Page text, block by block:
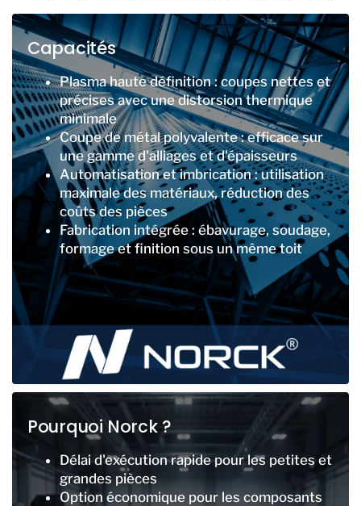
Capacités
Plasma haute définition : coupes nettes et
précises avec une distorsion thermique
minimale
Coupe de métal polyvalente : efficace sur
une gamme d'alliages et d'épaisseurs
Automatisation et imbrication : utilisation
maximale des matériaux, réduction des
coûts des pièces
Fabrication intégrée : ébavurage, soudage,
formage et finition sous un même toit
Pourquoi Norck ?
Délai d'exécution rapide pour les petites et
grandes pièces
Option économique pour les composants